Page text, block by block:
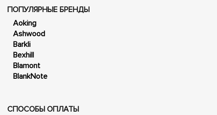
ПОПУЛЯРНЫЕ БРЕНДЫ
Aoking
Ashwood
Barkli
Bexhill
Blamont
BlankNote
СПОСОБЫ ОПЛАТЫ